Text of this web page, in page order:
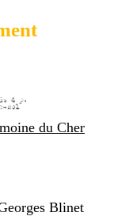
du Cher
Blinet